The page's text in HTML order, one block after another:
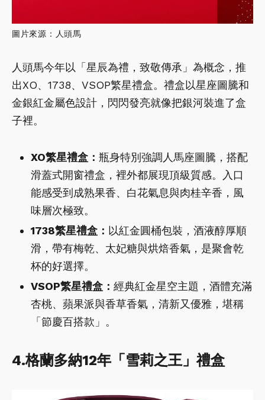
圖片來源：人頭馬
人頭馬今年以「星辰為禮，致敬傳承」為概念，推
出XO、1738、VSOP繁星禮盒。禮盒以星座圖騰和
金銀紅金屬色設計，閃閃發亮就像把銀河裝進了盒
子裡。
XO繁星禮盒： 瓶身特別強調人馬座圖騰，搭配
滑蓋式開窗禮盒，裡外都展現頂級質感。入口
能感受到成熟果香、白花氣息與肉桂辛香，風
味層次極致。
1738繁星禮盒： 以紅金圓桶包裝，酒液醇厚順
滑，帶有梅乾、太妃糖與烘焙香氣，是聚會乾
杯的好選擇。
VSOP繁星禮盒： 經典紅金星空主題，酒體充滿
杏桃、蘋果派與香草香氣，清新又優雅，堪稱
「節慶百搭款」。
4.格蘭多納12年「雪莉之王」禮盒